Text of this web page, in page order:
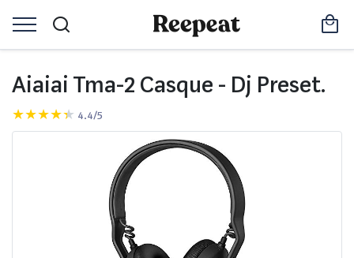
Aiaiai Tma-2 Casque - Dj Preset.
4.4/5